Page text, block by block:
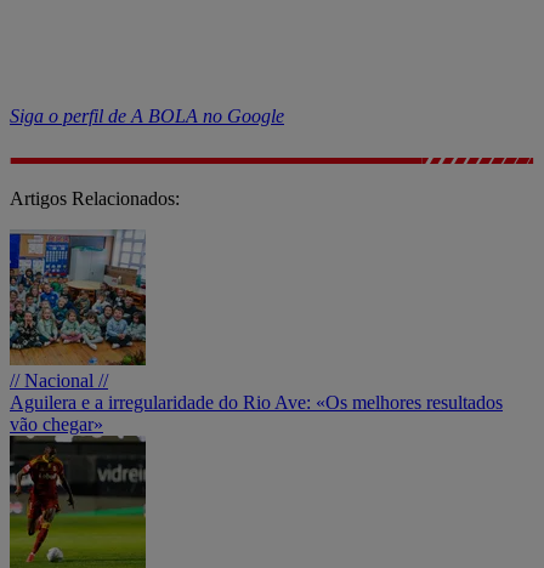
Siga o perfil de A BOLA no Google
Artigos Relacionados:
// Nacional //
Aguilera e a irregularidade do Rio Ave: «Os melhores resultados
vão chegar»